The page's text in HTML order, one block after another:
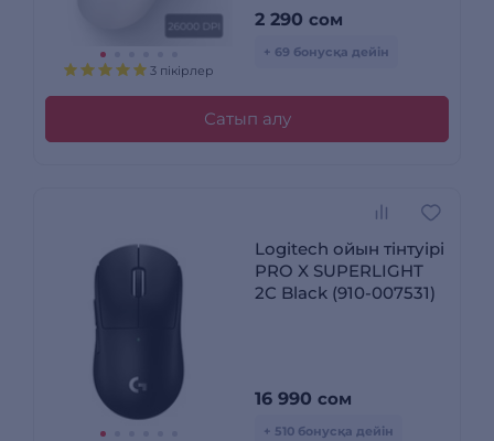
3 пікірлер
2 290 сом
+ 69 бонусқа дейін
Сатып алу
Logitech ойын тінтуірі
PRO X SUPERLIGHT
2C Black (910-007531)
16 990 сом
+ 510 бонусқа дейін